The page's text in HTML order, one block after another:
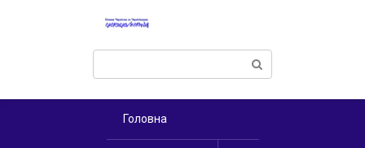
Поиск:
Головна